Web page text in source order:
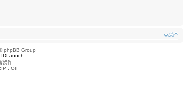
phpBB Group
IDLaunch
製作
: Off